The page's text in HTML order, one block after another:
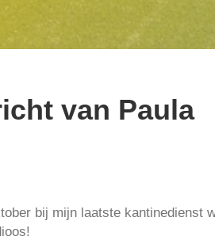
van Paula
bij mijn laatste